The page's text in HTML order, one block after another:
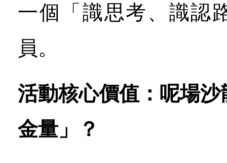
一個「識思考、識認
員。
活動核心價值：呢場
金量」
？